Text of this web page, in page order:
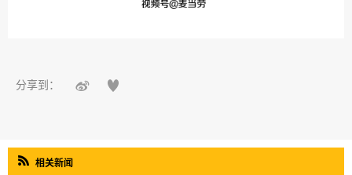
分享到：  
 相关新闻